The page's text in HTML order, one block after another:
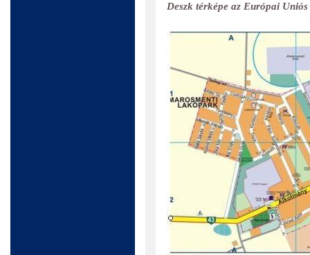
Deszk térképe az Európai